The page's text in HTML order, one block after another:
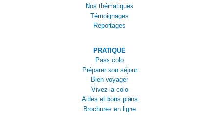
Nos thématiques
Témoignages
Reportages
PRATIQUE
Pass colo
Préparer son séjour
Bien voyager
Vivez la colo
Aides et bons plans
Brochures en ligne